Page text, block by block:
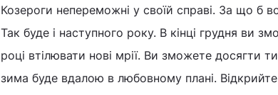
Козероги непереможні у своїй справі. За що б
Так буде і наступного року. В кінці грудня ви
році втілювати нові мрії. Ви зможете досягти
зима буде вдалою в любовному плані.